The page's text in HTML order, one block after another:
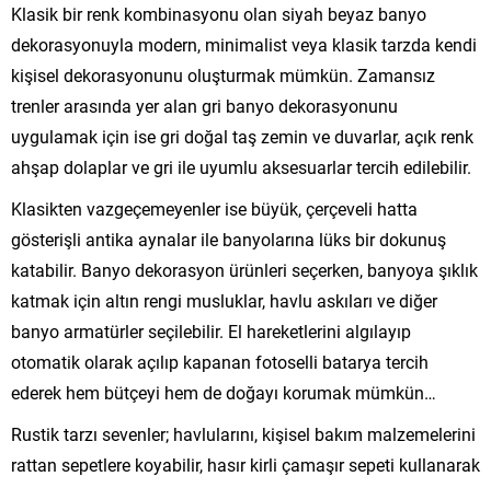
Klasik bir renk kombinasyonu olan siyah beyaz banyo
dekorasyonuyla modern, minimalist veya klasik tarzda kendi
kişisel dekorasyonunu oluşturmak mümkün. Zamansız
trenler arasında yer alan gri banyo dekorasyonunu
uygulamak için ise gri doğal taş zemin ve duvarlar, açık renk
ahşap dolaplar ve gri ile uyumlu aksesuarlar tercih edilebilir.
Klasikten vazgeçemeyenler ise büyük, çerçeveli hatta
gösterişli antika aynalar ile banyolarına lüks bir dokunuş
katabilir. Banyo dekorasyon ürünleri seçerken, banyoya şıklık
katmak için altın rengi musluklar, havlu askıları ve diğer
banyo armatürler seçilebilir. El hareketlerini algılayıp
otomatik olarak açılıp kapanan fotoselli batarya tercih
ederek hem bütçeyi hem de doğayı korumak mümkün…
Rustik tarzı sevenler; havlularını, kişisel bakım malzemelerini
rattan sepetlere koyabilir, hasır kirli çamaşır sepeti kullanarak